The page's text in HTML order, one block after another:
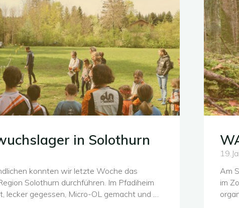
in Solothurn
konnten wir letzte Woche das
Solothurn durchführen. Im Pfadiheim
lecker gegessen, Micro-OL gemacht und …
Am
im